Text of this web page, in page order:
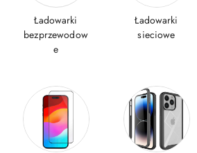
Ładowarki
bezprzewodow
e
Ładowarki
sieciowe